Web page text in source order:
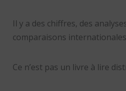
Il y a des chiffres, des
comparaisons
Ce n’est pas un livre à lire